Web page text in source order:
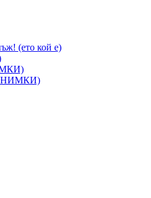
(ето кой е)
СНИМКИ)